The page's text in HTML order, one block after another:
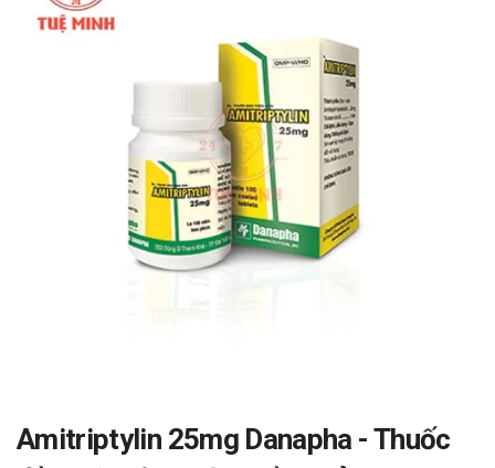
Amitriptylin 25mg Danapha - Thuốc